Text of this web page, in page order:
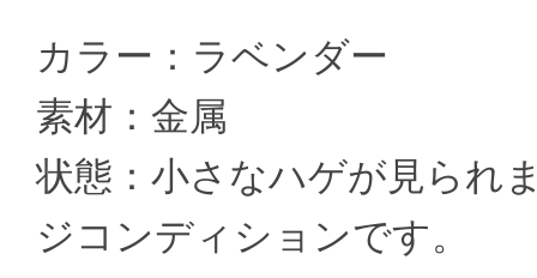
カラー：ラベンダー
素材：金属
状態：小さなハゲが見られ
ジコンディションです。